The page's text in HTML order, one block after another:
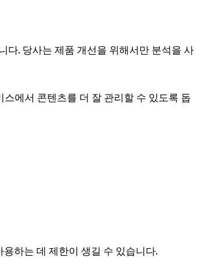
다. 당사는 제품 개선을 위해서만 분석을 사
에서 콘텐츠를 더 잘 관리할 수 있도록 돕
하는 데 제한이 생길 수 있습니다.